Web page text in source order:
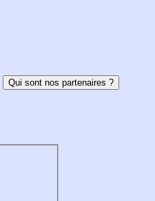
Qui sont nos partenaires ?